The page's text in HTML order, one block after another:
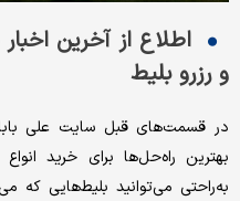
اطلاع از آخرین
و رزرو بلیط
در قسمت‌های قبل سایت علی
بهترین راه‌حل‌ها برای خرید
به‌راحتی می‌توانید بلیط‌هایی که